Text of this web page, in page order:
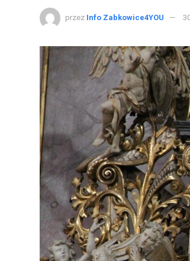
przez Info Zabkowice4YOU